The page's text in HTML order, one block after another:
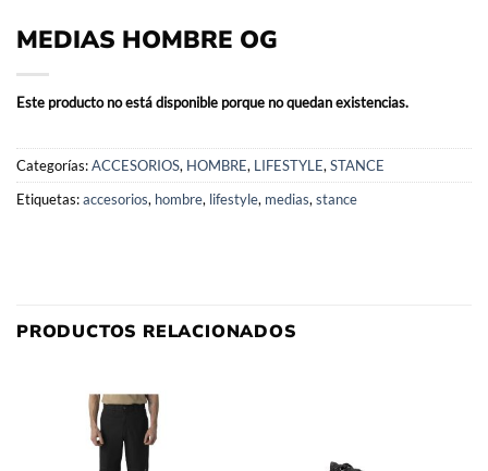
MEDIAS HOMBRE OG
Este producto no está disponible porque no quedan existencias.
Categorías:ACCESORIOS, HOMBRE, LIFESTYLE, STANCE
Etiquetas:accesorios, hombre, lifestyle, medias, stance
PRODUCTOS RELACIONADOS